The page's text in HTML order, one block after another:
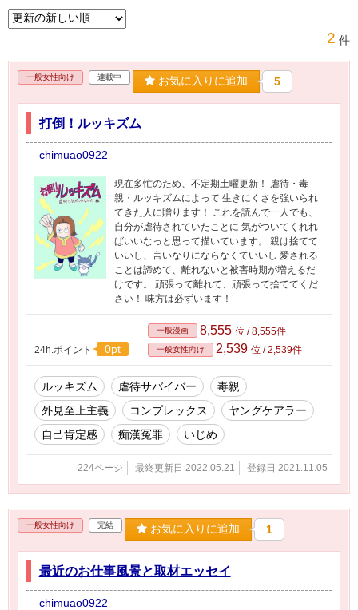
2 件
一般女性向け 連載中 お気に入りに追加 5
打倒！ルッキズム
chimuao0922
現在多忙のため、不定期土曜更新！ 虐待・毒
親・ルッキズムによって 生きにくさを強いられ
てきた人に贈ります！ これを読んで一人でも、
自分が虐待されていたことに 気がついてくれれ
ばいいなっと思って描いています。 親は捨てて
いいし、言いなりにならなくていいし 愛される
ことは諦めて、離れないと被害時期が増えるだ
けです。 頑張って離れて、頑張って捨ててくだ
さい！ 味方は必ずいます！
24h.ポイント 0pt
一般漫画 8,555 位 / 8,555件
一般女性向け 2,539 位 / 2,539件
ルッキズム 虐待サバイバー
毒親
外見至上主義
コンプレックス
ヤングケアラー
自己肯定感
痴漢冤罪 いじめ
224ページ 最終更新日 2022.05.21 登録日 2021.11.05
一般女性向け 完結 お気に入りに追加 1
最近のお仕事風景と取材エッセイ
chimuao0922